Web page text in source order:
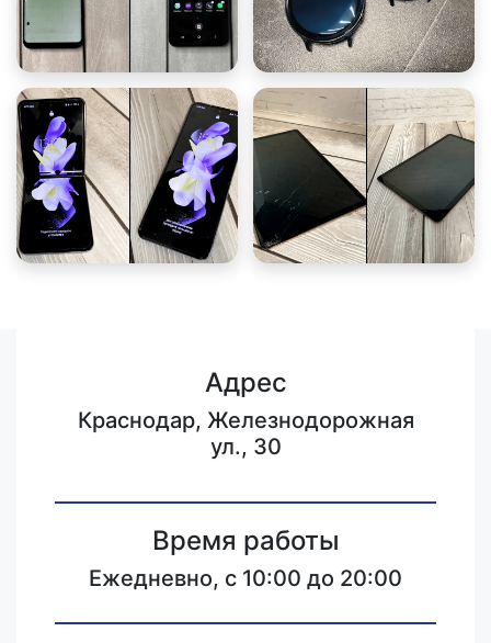
Адрес
Краснодар, Железнодорожная
ул., 30
Время работы
Ежедневно, с 10:00 до 20:00